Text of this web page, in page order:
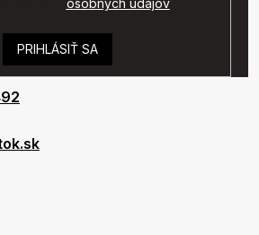
osobných údajov.
PRIHLÁSIŤ SA